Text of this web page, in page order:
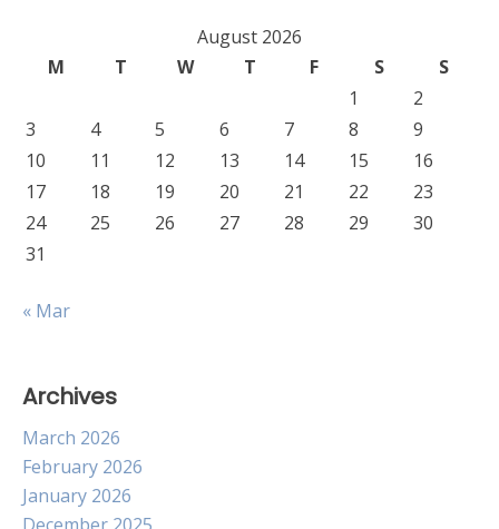
August 2026
M
T W T F S
S
1
2
3
4 5 6 7 8
9
10
11 12 13 14 15
16
17
18 19 20 21 22
23
24
25 26 27 28 29
30
31
« Mar
Archives
March 2026
February 2026
January 2026